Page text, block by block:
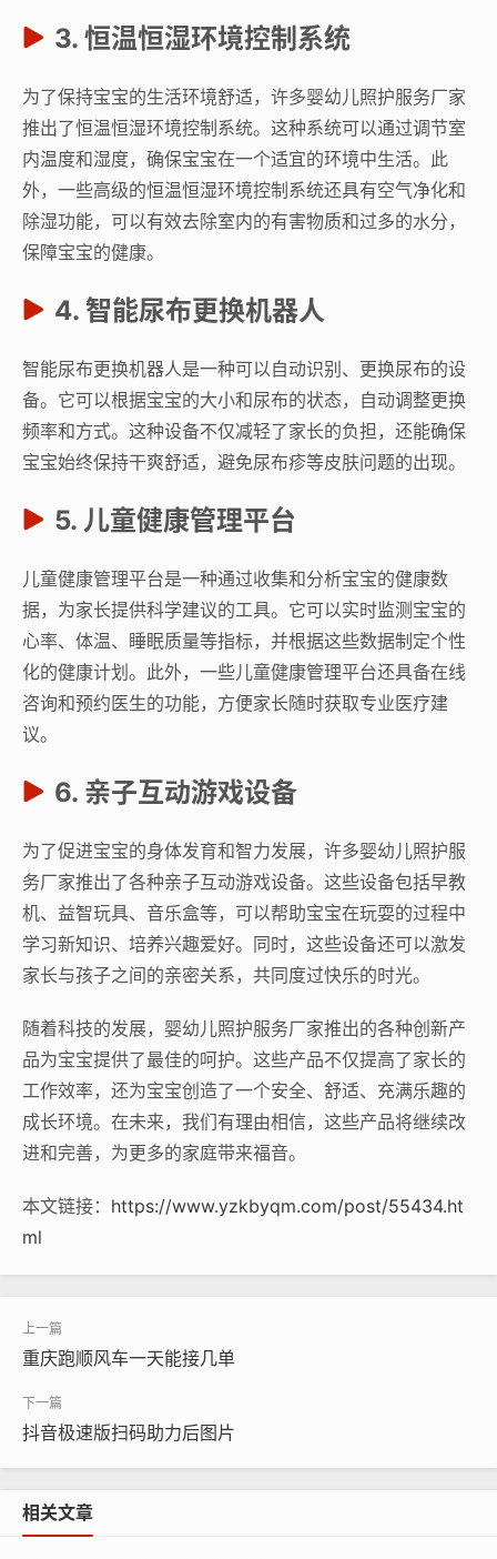
3. 恒温恒湿环境控制系统
为了保持宝宝的生活环境舒适，许多婴幼儿照护服务厂家
推出了恒温恒湿环境控制系统。这种系统可以通过调节室
内温度和湿度，确保宝宝在一个适宜的环境中生活。此
外，一些高级的恒温恒湿环境控制系统还具有空气净化和
除湿功能，可以有效去除室内的有害物质和过多的水分，
保障宝宝的健康。
4. 智能尿布更换机器人
智能尿布更换机器人是一种可以自动识别、更换尿布的设
备。它可以根据宝宝的大小和尿布的状态，自动调整更换
频率和方式。这种设备不仅减轻了家长的负担，还能确保
宝宝始终保持干爽舒适，避免尿布疹等皮肤问题的出现。
5. 儿童健康管理平台
儿童健康管理平台是一种通过收集和分析宝宝的健康数
据，为家长提供科学建议的工具。它可以实时监测宝宝的
心率、体温、睡眠质量等指标，并根据这些数据制定个性
化的健康计划。此外，一些儿童健康管理平台还具备在线
咨询和预约医生的功能，方便家长随时获取专业医疗建
议。
6. 亲子互动游戏设备
为了促进宝宝的身体发育和智力发展，许多婴幼儿照护服
务厂家推出了各种亲子互动游戏设备。这些设备包括早教
机、益智玩具、音乐盒等，可以帮助宝宝在玩耍的过程中
学习新知识、培养兴趣爱好。同时，这些设备还可以激发
家长与孩子之间的亲密关系，共同度过快乐的时光。
随着科技的发展，婴幼儿照护服务厂家推出的各种创新产
品为宝宝提供了最佳的呵护。这些产品不仅提高了家长的
工作效率，还为宝宝创造了一个安全、舒适、充满乐趣的
成长环境。在未来，我们有理由相信，这些产品将继续改
进和完善，为更多的家庭带来福音。
本文链接： https://www.yzkbyqm.com/post/55434.ht
ml
重庆跑顺风车一天能接几单
抖音极速版扫码助力后图片
相关文章